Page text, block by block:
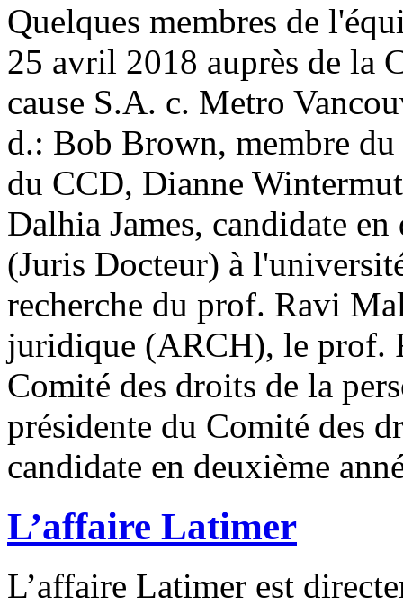
Quelques membres de
25 avril 2018 auprès de la
cause S.A. c. Metro
d.: Bob Brown, membre
du CCD, Dianne
Dalhia James, candidate
(Juris Docteur) à
recherche du prof. Ravi
juridique (ARCH), le prof.
Comité des droits de la
présidente du Comité des
candidate en deuxième
L’affaire Latimer
L’affaire Latimer est